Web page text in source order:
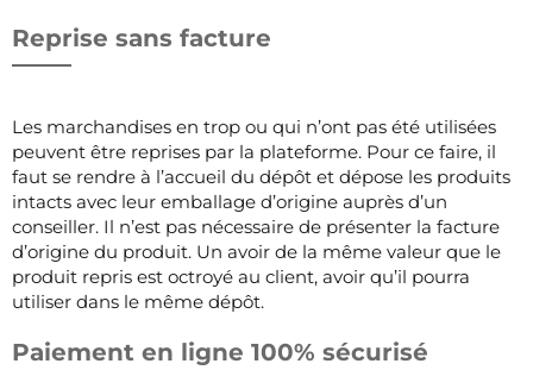
Reprise sans facture
Les marchandises en trop ou qui n’ont pas été utilisées
peuvent être reprises par la plateforme. Pour ce faire, il
faut se rendre à l’accueil du dépôt et dépose les produits
intacts avec leur emballage d’origine auprès d’un
conseiller. Il n’est pas nécessaire de présenter la facture
d’origine du produit. Un avoir de la même valeur que le
produit repris est octroyé au client, avoir qu’il pourra
utiliser dans le même dépôt.
Paiement en ligne 100% sécurisé